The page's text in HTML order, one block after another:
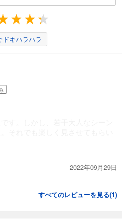
ドキハラハラ
2022年09月29日
すべてのレビューを見る(1)